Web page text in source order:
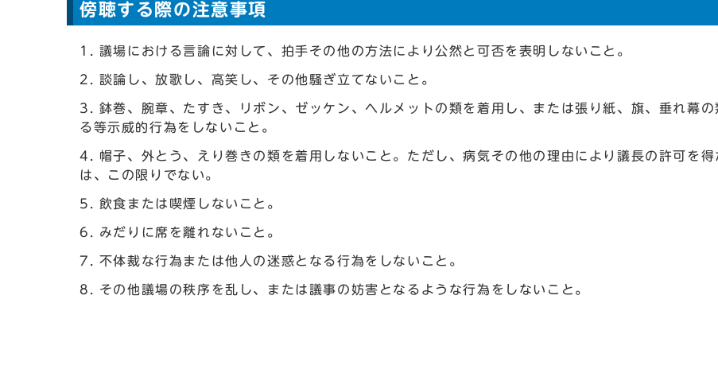
傍聴する際の注意事項
議場における言論に対して、拍手その他の方法により公然と可否を表明しないこと。
談論し、放歌し、高笑し、その他騒ぎ立てないこと。
鉢巻、腕章、たすき、リボン、ゼッケン、ヘルメットの類を着用し、または張り紙、旗、垂れ幕の
る等示威的行為をしないこと。
帽子、外とう、えり巻きの類を着用しないこと。ただし、病気その他の理由により議長の許可を得
は、この限りでない。
飲食または喫煙しないこと。
みだりに席を離れないこと。
不体裁な行為または他人の迷惑となる行為をしないこと。
その他議場の秩序を乱し、または議事の妨害となるような行為をしないこと。